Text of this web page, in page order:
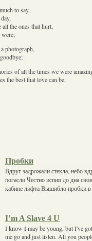
to say,
the ones that hurt,
were;
photograph,
of all the times we were
the best that love can be,
Пробки
Вдруг задрожали стекла, небо
погасли Честно испив до дна
кабине лифта Вышибло пробки в
I’m A Slave 4 U
I know I may be young, but I've
me go and just listen. All you